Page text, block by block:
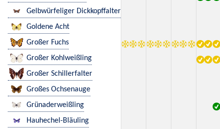
Gelbwürfeliger Dickkopffalter
Goldene Acht
Großer Fuchs
Großer Kohlweißling
Großer Schillerfalter
Großes Ochsenauge
Grünaderweißling
Hauhechel-Bläuling